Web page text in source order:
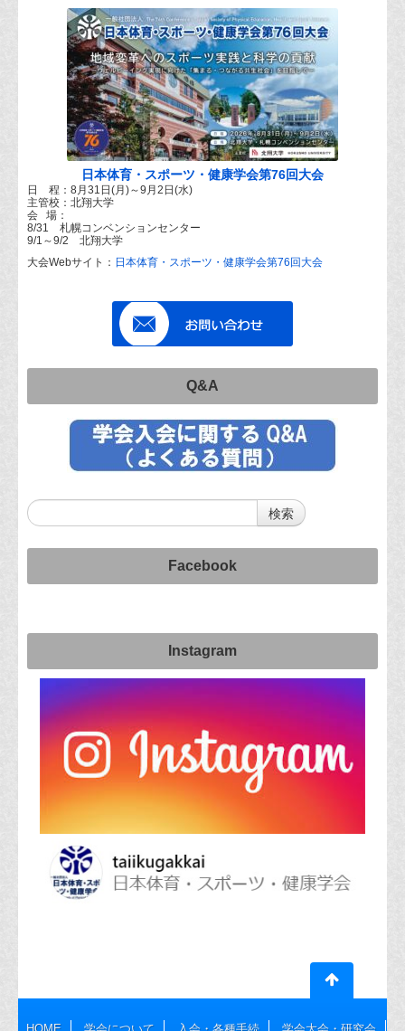
日本体育・スポーツ・健康学会第76回大会
日 程：8月31日(月)～9月2日(水)
主管校：北翔大学
会 場：
8/31 札幌コンベンションセンター
9/1～9/2 北翔大学
大会Webサイト： 日本体育・スポーツ・健康学会第76回大会
Q&A
Facebook
Instagram